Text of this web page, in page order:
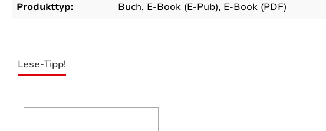
Produkttyp: Buch, E-Book (E-Pub), E-Book (PDF)
Lese-Tipp!